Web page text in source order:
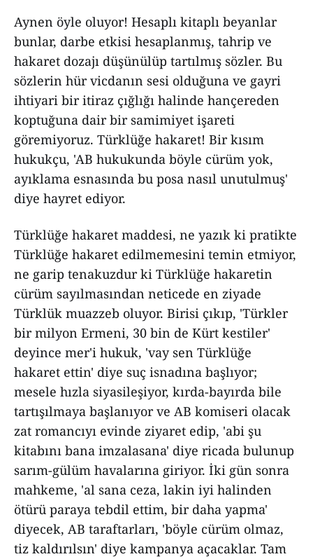
Aynen öyle oluyor! Hesaplı kitaplı beyanlar
bunlar, darbe etkisi hesaplanmış, tahrip ve
hakaret dozajı düşünülüp tartılmış sözler. Bu
sözlerin hür vicdanın sesi olduğuna ve gayri
ihtiyari bir itiraz çığlığı halinde hançereden
koptuğuna dair bir samimiyet işareti
göremiyoruz. Türklüğe hakaret! Bir kısım
hukukçu, 'AB hukukunda böyle cürüm yok,
ayıklama esnasında bu posa nasıl unutulmuş'
diye hayret ediyor.
Türklüğe hakaret maddesi, ne yazık ki pratikte
Türklüğe hakaret edilmemesini temin etmiyor,
ne garip tenakuzdur ki Türklüğe hakaretin
cürüm sayılmasından neticede en ziyade
Türklük muazzeb oluyor. Birisi çıkıp, 'Türkler
bir milyon Ermeni, 30 bin de Kürt kestiler'
deyince mer'i hukuk, 'vay sen Türklüğe
hakaret ettin' diye suç isnadına başlıyor;
mesele hızla siyasileşiyor, kırda-bayırda bile
tartışılmaya başlanıyor ve AB komiseri olacak
zat romancıyı evinde ziyaret edip, 'abi şu
kitabını bana imzalasana' diye ricada bulunup
sarım-gülüm havalarına giriyor. İki gün sonra
mahkeme, 'al sana ceza, lakin iyi halinden
ötürü paraya tebdil ettim, bir daha yapma'
diyecek, AB taraftarları, 'böyle cürüm olmaz,
tiz kaldırılsın' diye kampanya açacaklar. Tam